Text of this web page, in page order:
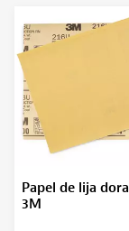
Papel de lija
3M